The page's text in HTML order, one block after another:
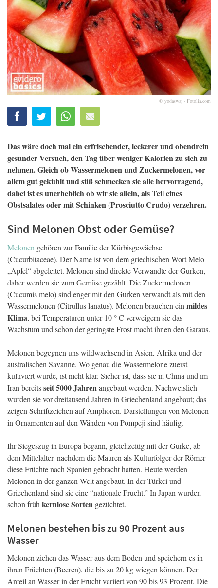
© yodaswaj - Fotolia.com
Das wäre doch mal ein erfrischender, leckerer und obendrein
gesunder Versuch, den Tag über weniger Kalorien zu sich zu
nehmen. Gleich ob Wassermelonen und Zuckermelonen, vor
allem gut gekühlt und süß schmecken sie alle hervorragend,
dabei ist es unerheblich ob wir sie allein, als Teil eines
Obstsalates oder mit Schinken (Prosciutto Crudo) verzehren.
Sind Melonen Obst oder Gemüse?
Melonen gehören zur Familie der Kürbisgewächse
(Cucurbitaceae). Der Name ist von dem griechischen Wort Mēlo
„Apfel“ abgeleitet. Melonen sind direkte Verwandte der Gurken,
daher werden sie zum Gemüse gezählt. Die Zuckermelonen
(Cucumis melo) sind enger mit den Gurken verwandt als mit den
Wassermelonen (Citrullus lanatus). Melonen brauchen ein mildes
Klima, bei Temperaturen unter 10 ° C verweigern sie das
Wachstum und schon der geringste Frost macht ihnen den Garaus.
Melonen begegnen uns wildwachsend in Asien, Afrika und der
australischen Savanne. Wo genau die Wassermelone zuerst
kultiviert wurde, ist nicht klar. Sicher ist, dass sie in China und im
Iran bereitsseit 5000 Jahrenangebaut werden. Nachweislich
wurden sie vor dreitausend Jahren in Griechenland angebaut; das
zeigen Schriftzeichen auf Amphoren. Darstellungen von Melonen
in Ornamenten auf den Wänden von Pompeji sind häufig.
Ihr Siegeszug in Europa begann, gleichzeitig mit der Gurke, ab
dem Mittelalter, nachdem die Mauren als Kulturfolger der Römer
diese Früchte nach Spanien gebracht hatten. Heute werden
Melonen in der ganzen Welt angebaut. In der Türkei und
Griechenland sind sie eine “nationale Frucht.” In Japan wurden
schon früh kernlose Sorten gezüchtet.
Melonen bestehen bis zu 90 Prozent aus
Wasser
Melonen ziehen das Wasser aus dem Boden und speichern es in
ihren Früchten (Beeren), die bis zu 20 kg wiegen können. Der
Anteil an Wasser in der Frucht variiert von 90 bis 93 Prozent. Die